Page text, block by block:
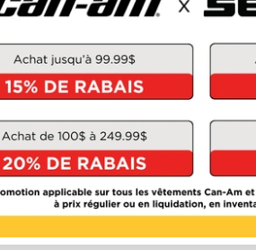
À partir de2 199 $